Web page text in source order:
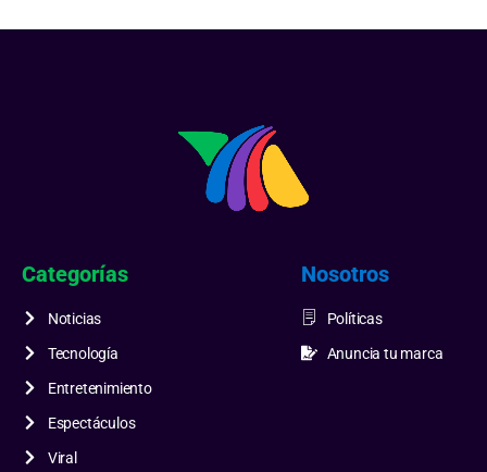
Categorías
Noticias
Tecnología
Entretenimiento
Espectáculos
Viral
Nosotros
Políticas
Anuncia tu marca